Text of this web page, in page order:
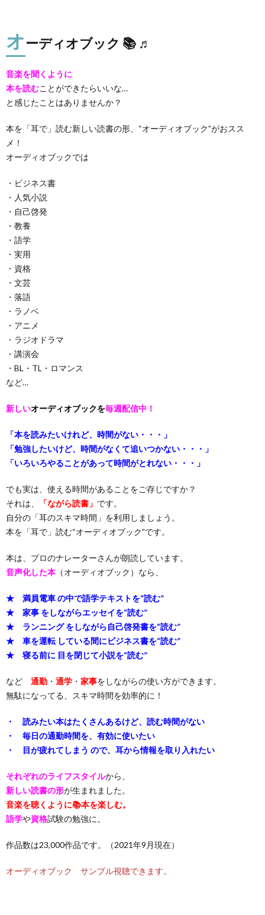
オーディオブック 📚 ♬
音楽を聞くように
本を読むことができたらいいな…
と感じたことはありませんか？
本を「耳で」読む新しい読書の形、“オーディオブック”がおスス
メ！
オーディオブックでは
・ビジネス書
・人気小説
・自己啓発
・教養
・語学
・実用
・資格
・文芸
・落語
・ラノベ
・アニメ
・ラジオドラマ
・講演会
・BL・TL・ロマンス
など…
新しいオーディオブックを毎週配信中！
「本を読みたいけれど、時間がない・・・」
「勉強したいけど、時間がなくて追いつかない・・・」
「いろいろやることがあって時間がとれない・・・」
でも実は、使える時間があることをご存じですか？
それは、
「ながら読書」 です。
自分の「耳のスキマ時間」を利用しましょう。
本を「耳で」読む“オーディオブック”です。
本は、プロのナレーターさんが朗読しています。
音声化した本（オーディオブック）なら、
★ 満員電車 の中で語学テキストを“読む”
★ 家事 をしながらエッセイを“読む”
★ ランニング をしながら自己啓発書を“読む”
★ 車を運転 している間にビジネス書を“読む”
★ 寝る前に 目を閉じて小説を“読む”
など 通勤 ・ 通学 ・ 家事をしながらの使い方ができます。
無駄になってる、スキマ時間を効率的に！
・ 読みたい本はたくさんあるけど、読む時間がない
・ 毎日の通勤時間を、有効に使いたい
・ 目が疲れてしまう ので、耳から情報を取り入れたい
それぞれのライフスタイルから、
新しい読書の形が生まれました。
音楽を聴くように📚本を楽しむ。
語学や資格試験の勉強に。
作品数は23,000作品です。（2021年9月現在）
オーディオブック サンプル視聴できます。